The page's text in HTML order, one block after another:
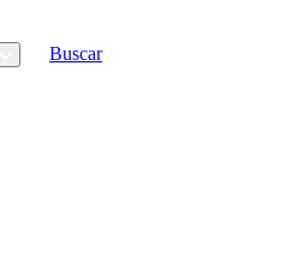
Buscar